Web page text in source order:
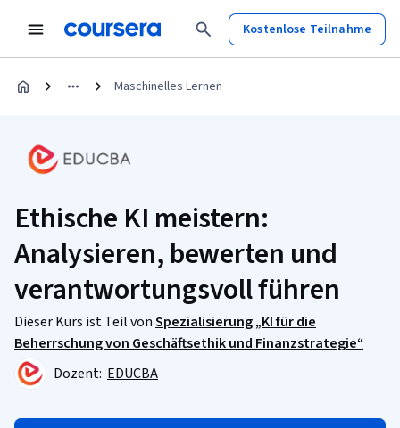
Kostenlose Teilnahme
Maschinelles Lernen
Ethische KI meistern:
Analysieren, bewerten und
verantwortungsvoll führen
Dieser Kurs ist Teil vonSpezialisierung „KI für die
Beherrschung von Geschäftsethik und Finanzstrategie“
Dozent: EDUCBA